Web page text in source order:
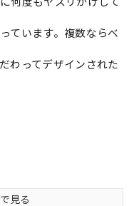
ています。複数ならべ
わってデザインされた
見る